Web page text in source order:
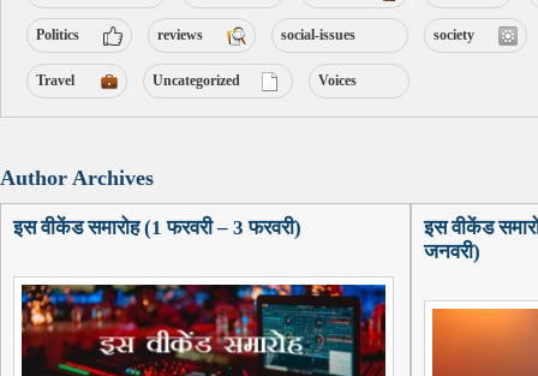
Politics reviews social-issues society
Travel Uncategorized Voices
Author Archives
इस वीकेंड समारोह (1 फरवरी – 3 फरवरी)
इस वीकेंड
जनवरी)